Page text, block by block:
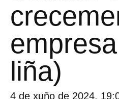
liña)
4 de xuño de 2024,